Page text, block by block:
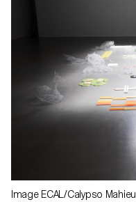
Image ECAL/Calypso Mahieu